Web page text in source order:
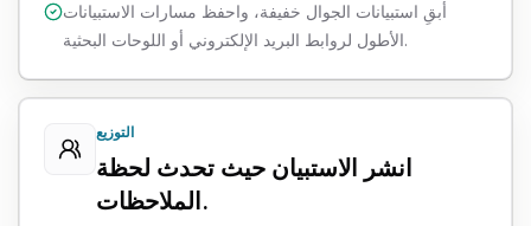
أبقِ استبيانات الجوال خفيفة، واحفظ مسارات الاستبيانات
الأطول لروابط البريد الإلكتروني أو اللوحات البحثية.
التوزيع
انشر الاستبيان حيث تحدث لحظة
الملاحظات.